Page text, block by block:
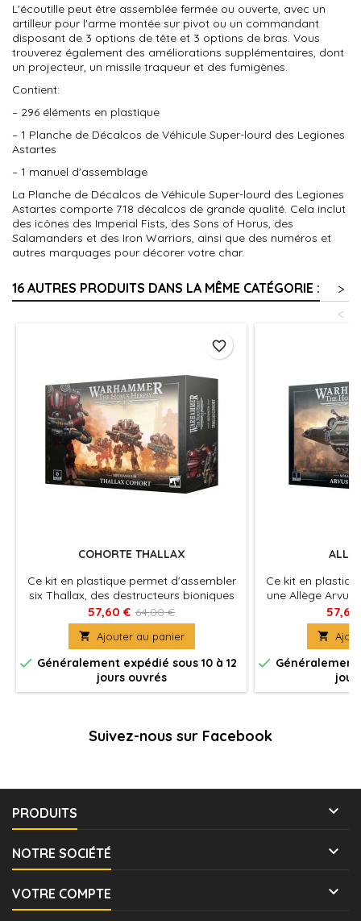
L'écoutille peut être assemblée fermée ou ouverte, avec un
artilleur pour l'arme montée sur pivot ou un commandant
disposant de 3 options de tête et 3 options de bras. Vous
trouverez également des améliorations supplémentaires, dont
un projecteur, un missile traqueur et des fumigènes.
Contient:
– 296 éléments en plastique
– 1 Planche de Décalcos de Véhicule Super-lourd des Legiones
Astartes
– 1 manuel d'assemblage
La Planche de Décalcos de Véhicule Super-lourd des Legiones
Astartes comporte 718 décalcos de grande qualité. Cela inclut
des icônes des Imperial Fists, des Sons of Horus, des
Salamanders et des Iron Warriors, ainsi que des numéros et
autres marquages pour décorer votre char.
16 AUTRES PRODUITS DANS LA MÊME CATÉGORIE :
>
<
COHORTE THALLAX
Ce kit en plastique permet d'assembler
six Thallax, des destructeurs bioniques
d'élite créés par le Mechanicum à
l'époque de l'Hérésie d'Horus. Chaque
Thallax est armé d'un puissant fusil
éclair, qui peut être équipé d'une
baïonnette tronçonneuse. Le kit contient
des bombes à fusion en option pour
chaque figurine, ainsi qu'un arsenal
57,60 € 64,00 €
 Ajouter au panier
 Généralement expédié sous 10 à 12
jours ouvrés
favorite_border
Ce kit en
une Allège
capable de
de votre

 Généralement
Suivez-nous sur Facebook
PRODUITS 
NOTRE SOCIÉTÉ 
VOTRE COMPTE 